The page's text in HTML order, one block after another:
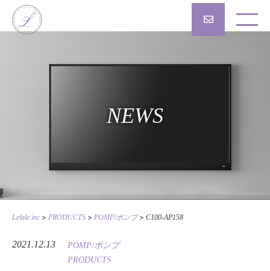
NEWS
Lelale.inc > PRODUCTS > POMP/ポンプ> C100-AP158
2021.12.13
POMP/ポンプ
PRODUCTS